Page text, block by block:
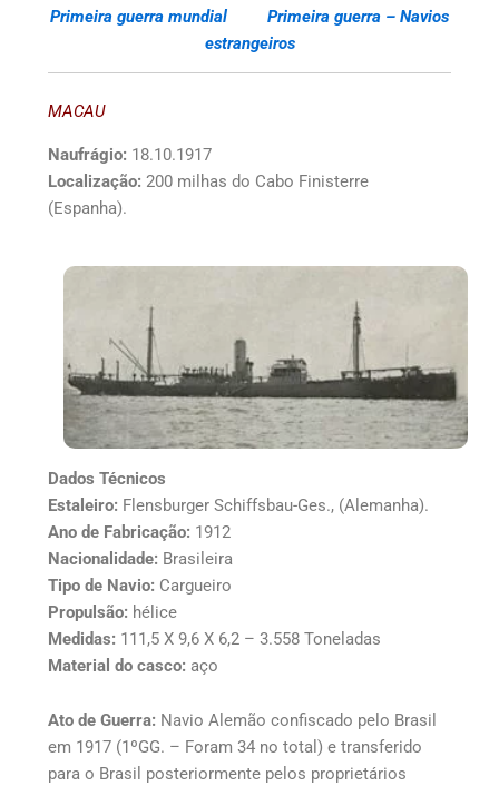
Primeira guerra mundial
Primeira guerra – Navios
estrangeiros
MACAU
Naufrágio: 18.10.1917
Localização: 200 milhas do Cabo Finisterre
(Espanha).
Dados Técnicos
Estaleiro: Flensburger Schiffsbau-Ges., (Alemanha).
Ano de Fabricação: 1912
Nacionalidade: Brasileira
Tipo de Navio: Cargueiro
Propulsão: hélice
Medidas: 111,5 X 9,6 X 6,2 – 3.558 Toneladas
Material do casco: aço
Ato de Guerra: Navio Alemão confiscado pelo Brasil
em 1917 (1ºGG. – Foram 34 no total) e transferido
para o Brasil posteriormente pelos proprietários